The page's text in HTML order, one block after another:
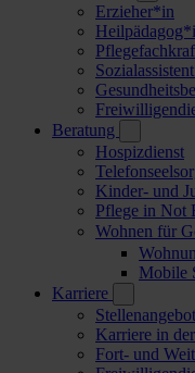
Erzieher*in
Beratung
Hospizdienst
Kinder- und
Pflege in Not
Wohnen für
Mobile
Karriere
Karriere in
Fort- und